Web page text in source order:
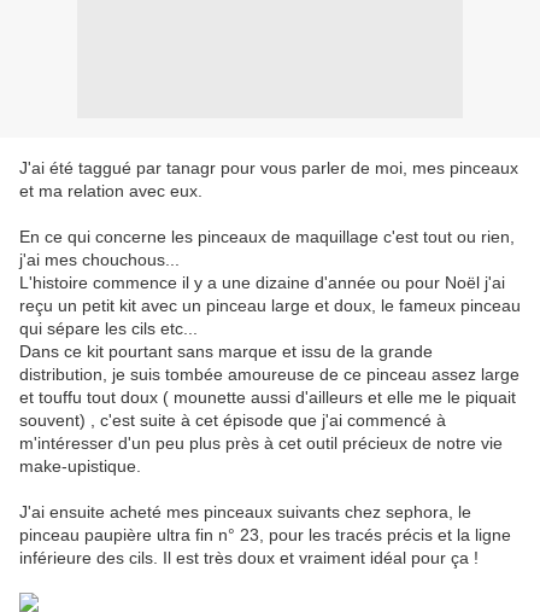
J'ai été taggué par tanagr pour vous parler de moi, mes pinceaux
et ma relation avec eux.
En ce qui concerne les pinceaux de maquillage c'est tout ou rien,
j'ai mes chouchous...
L'histoire commence il y a une dizaine d'année ou pour Noël j'ai
reçu un petit kit avec un pinceau large et doux, le fameux pinceau
qui sépare les cils etc...
Dans ce kit pourtant sans marque et issu de la grande
distribution, je suis tombée amoureuse de ce pinceau assez large
et touffu tout doux ( mounette aussi d'ailleurs et elle me le piquait
souvent) , c'est suite à cet épisode que j'ai commencé à
m'intéresser d'un peu plus près à cet outil précieux de notre vie
make-upistique.
J'ai ensuite acheté mes pinceaux suivants chez sephora, le
pinceau paupière ultra fin n° 23, pour les tracés précis et la ligne
inférieure des cils. Il est très doux et vraiment idéal pour ça !